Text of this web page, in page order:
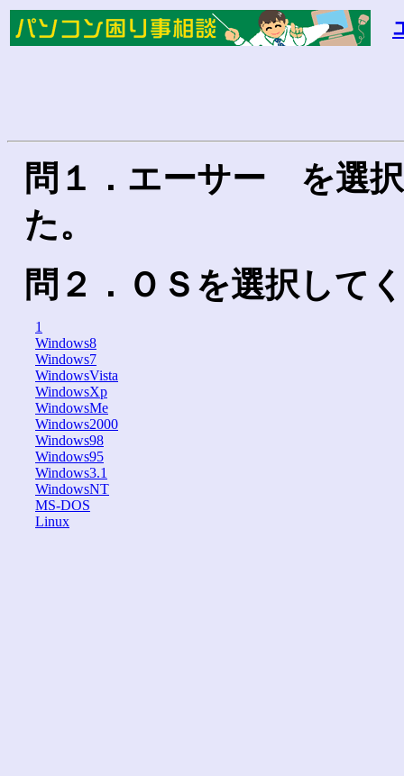
問１．エーサー を選
た。
問２．ＯＳを選択して
1
Windows8
Windows7
WindowsVista
WindowsXp
WindowsMe
Windows2000
Windows98
Windows95
Windows3.1
WindowsNT
MS-DOS
Linux